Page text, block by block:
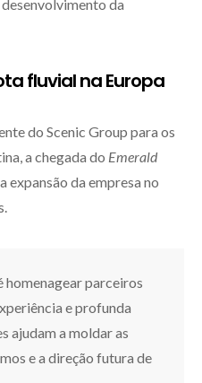
da
fluvial na Europa
do Scenic Group para os
a chegada do Emerald
expansão da empresa no
homenagear parceiros
e profunda
ajudam a moldar as
e a direção futura de